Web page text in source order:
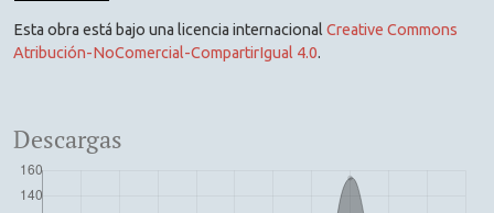
Esta obra está bajo una licencia internacional Creative Commons
Atribución-NoComercial-CompartirIgual 4.0.
Descargas